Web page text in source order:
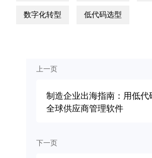
数字化转型 低代码选型
上一页
制造企业出海指南：用低代
全球供应商管理软件
下一页